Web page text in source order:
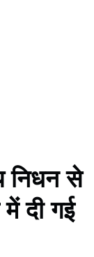
से
दी गई